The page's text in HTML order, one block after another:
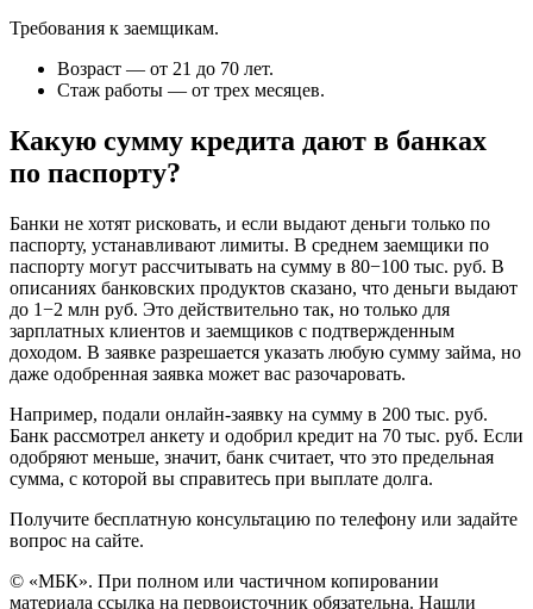
Требования к заемщикам.
Возраст — от 21 до 70 лет.
Стаж работы — от трех месяцев.
Какую сумму кредита дают в банках
по паспорту?
Банки не хотят рисковать, и если выдают деньги только по
паспорту, устанавливают лимиты. В среднем заемщики по
паспорту могут рассчитывать на сумму в 80−100 тыс. руб. В
описаниях банковских продуктов сказано, что деньги выдают
до 1−2 млн руб. Это действительно так, но только для
зарплатных клиентов и заемщиков с подтвержденным
доходом. В заявке разрешается указать любую сумму займа, но
даже одобренная заявка может вас разочаровать.
Например, подали онлайн-заявку на сумму в 200 тыс. руб.
Банк рассмотрел анкету и одобрил кредит на 70 тыс. руб. Если
одобряют меньше, значит, банк считает, что это предельная
сумма, с которой вы справитесь при выплате долга.
Получите бесплатную консультацию по телефону или задайте
вопрос на сайте.
© «МБК». При полном или частичном копировании
материала ссылка на первоисточник обязательна. Нашли